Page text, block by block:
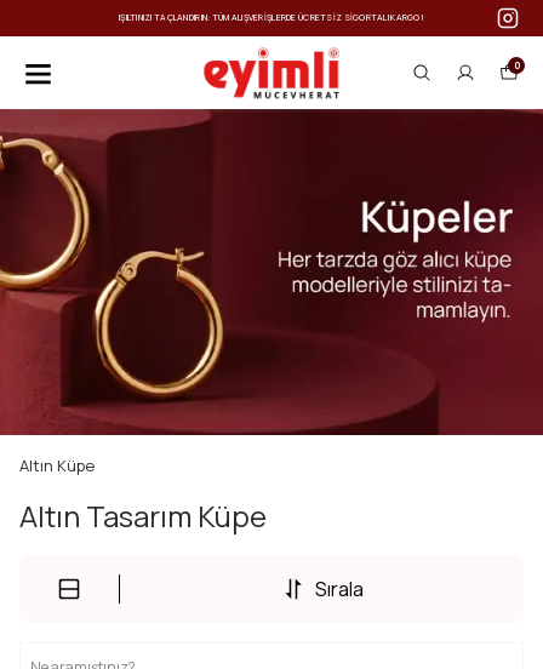
IŞILTINIZI TAÇLANDIRIN: TÜM ALIŞVERIŞLERDE ÜCRETSIZ SIGORTALI KARGO!
0
Altın Küpe
Altın Tasarım Küpe
Sırala